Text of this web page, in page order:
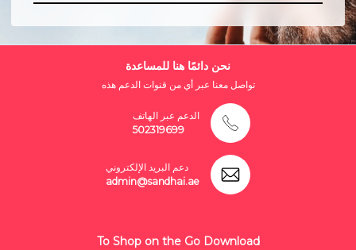
نحن دائمًا هنا للمساعدة
تواصل معنا عبر أي من قنوات الدعم هذه
الدعم عبر الهاتف
502319699
دعم البريد الإلكتروني
admin@sandhai.ae
To Shop on the Go Download